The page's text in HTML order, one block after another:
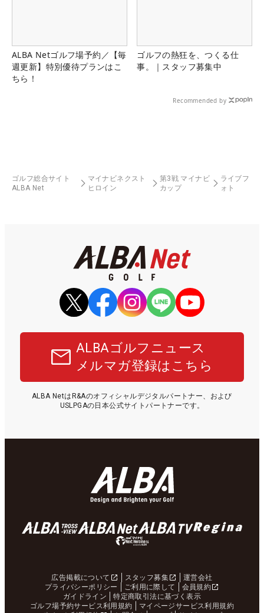
ALBA Netゴルフ場予約／【毎
週更新】特別優待プランはこ
ちら！
ゴルフの熱狂を、つくる仕
事。｜スタッフ募集中
Recommended by
ゴルフ総合サイト
ALBA Net
マイナビネクスト
ヒロイン
第3戦 マイナビ
カップ
ライブフ
ォト
ALBAゴルフニュース
メルマガ登録はこちら
ALBA NetはR&Aのオフィシャルデジタルパートナー、および
USLPGAの日本公式サイトパートナーです。
広告掲載について スタッフ募集
運営会社
プライバシーポリシー
ご利用に際して
会員規約
ガイドライン
特定商取引法に基づく表示
ゴルフ場予約サービス利用規約
マイページサービス利用規約